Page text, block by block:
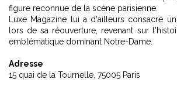
figure reconnue de la scène parisienne.
Luxe Magazine lui a d'ailleurs consacré
lors de sa réouverture, revenant sur
emblématique dominant Notre-Dame.
Adresse
15 quai de la Tournelle, 75005 Paris